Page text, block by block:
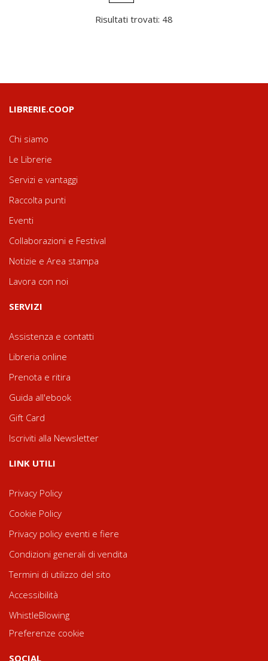
Risultati trovati: 48
LIBRERIE.COOP
Chi siamo
Le Librerie
Servizi e vantaggi
Raccolta punti
Eventi
Collaborazioni e Festival
Notizie e Area stampa
Lavora con noi
SERVIZI
Assistenza e contatti
Libreria online
Prenota e ritira
Guida all'ebook
Gift Card
Iscriviti alla Newsletter
LINK UTILI
Privacy Policy
Cookie Policy
Privacy policy eventi e fiere
Condizioni generali di vendita
Termini di utilizzo del sito
Accessibilità
WhistleBlowing
Preferenze cookie
SOCIAL